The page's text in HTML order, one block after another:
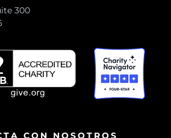
300
CON NOSOTROS